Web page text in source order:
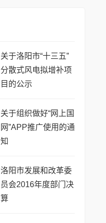
关于洛阳市“十三五”
分散式风电拟增补项
目的公示
关于组织做好“网上国
网”APP推广使用的通
知
洛阳市发展和改革委
员会2016年度部门决
算